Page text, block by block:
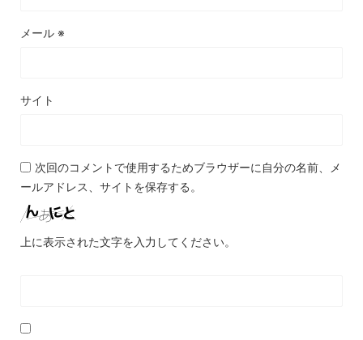
メール ※
サイト
次回のコメントで使用するためブラウザーに自分の名前、メ
ールアドレス、サイトを保存する。
上に表示された文字を入力してください。